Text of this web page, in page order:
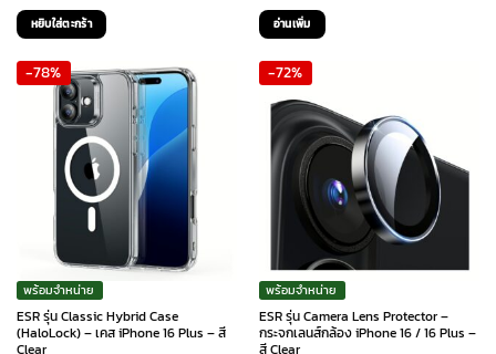
price
was:
1,290 ฿.550 ฿.
หยิบใส่ตะกร้า
price
was:
อ่านเพิ่ม
-78%
พร้อมจำหน่าย
ESR รุ่น Classic Hybrid Case
(HaloLock) – เคส iPhone 16 Plus – สี
Clear
-72%
พร้อมจำหน่าย
ESR รุ่น Camera Lens Protector –
กระจกเลนส์กล้อง iPhone 16 / 16 Plus –
สี Clear